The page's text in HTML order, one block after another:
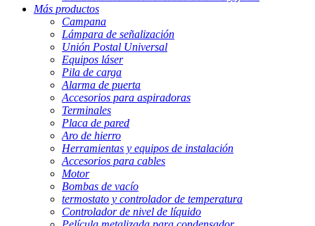
Más productos
Campana
Lámpara de señalización
Unión Postal Universal
Equipos láser
Pila de carga
Alarma de puerta
Accesorios para aspiradoras
Terminales
Placa de pared
Aro de hierro
Herramientas y equipos de instalación
Accesorios para cables
Motor
Bombas de vacío
termostato y controlador de temperatura
Controlador de nivel de líquido